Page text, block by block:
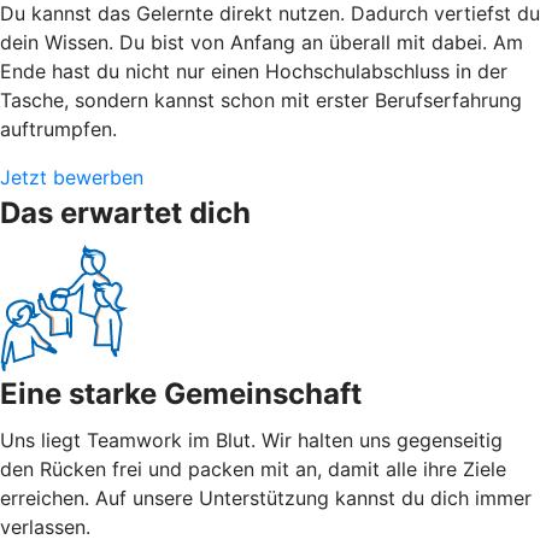
Du kannst das Gelernte direkt nutzen. Dadurch vertiefst du
dein Wissen. Du bist von Anfang an überall mit dabei. Am
Ende hast du nicht nur einen Hochschulabschluss in der
Tasche, sondern kannst schon mit erster Berufserfahrung
auftrumpfen.
Jetzt bewerben
Das erwartet dich
Eine starke Gemeinschaft
Uns liegt Teamwork im Blut. Wir halten uns gegenseitig
den Rücken frei und packen mit an, damit alle ihre Ziele
erreichen. Auf unsere Unterstützung kannst du dich immer
verlassen.